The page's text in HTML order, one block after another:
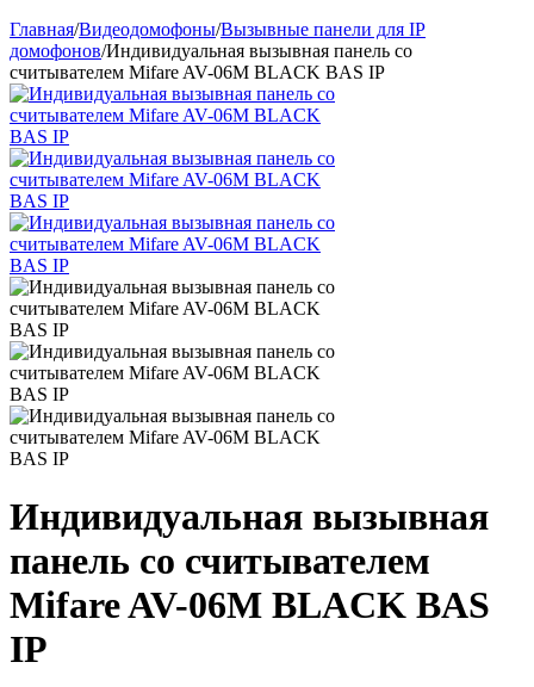
Главная/Видеодомофоны/Вызывные панели для IP
домофонов/Индивидуальная вызывная панель со
считывателем Mifare AV-06M BLACK BAS IP
Индивидуальная вызывная
панель со считывателем
Mifare AV-06M BLACK BAS
IP